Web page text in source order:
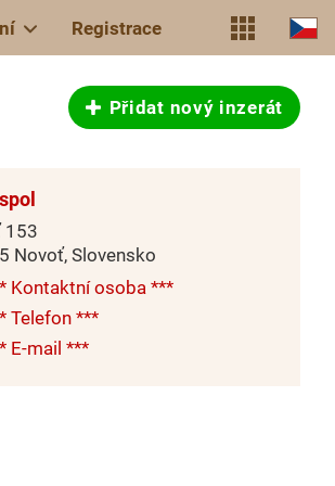
Registrace
Přidat nový inzerát
153
Novoť, Slovensko
Kontaktní osoba ***
Telefon ***
E-mail ***